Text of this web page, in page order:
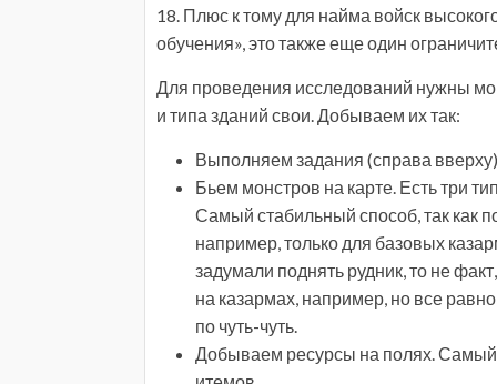
18. Плюс к тому для найма войск
обучения», это также еще один
Для проведения исследований нужны
и типа зданий свои. Добываем их так:
Выполняем задания (справа
Бьем монстров на карте. Есть три
Самый стабильный способ, так как
например, только для базовых
задумали поднять рудник, то не
на казармах, например, но все
по чуть-чуть.
Добываем ресурсы на полях. Самый